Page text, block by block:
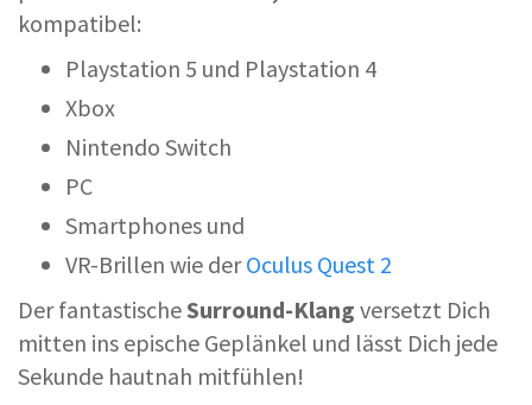
kompatibel:
Playstation 5 und Playstation 4
Xbox
Nintendo Switch
PC
Smartphones und
VR-Brillen wie derOculus Quest 2
Der fantastischeSurround-Klang versetzt Dich
mitten ins epische Geplänkel und lässt Dich jede
Sekunde hautnah mitfühlen!